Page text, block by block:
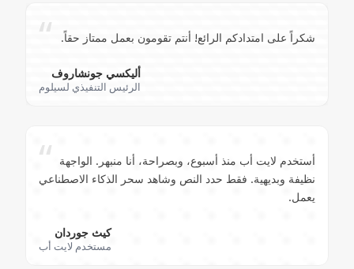
“ شكراً على امتدادكم الرائع! أنتم تقومون بعمل ممتاز حقاً.
أليكسي جونشاروف
الرئيس التنفيذي لسيلوم
“ أستخدم لايت أب منذ أسبوع، وبصراحة، أنا منبهر. الواجهة
نظيفة وبديهية. فقط حدد النص وشاهد سحر الذكاء الاصطناعي
يعمل.
كيث جوردان
مستخدم لايت أب